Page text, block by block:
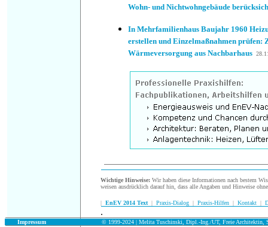
Wohn- und Nichtwohngebäude
In Mehrfamilienhaus Baujahr 1960
erstellen und Einzelmaßnahmen prüfen:
Wärmeversorgung aus Nachbarhaus
Wichtige Hinweise: Wir haben diese Informationen nach bestem
weisen ausdrücklich darauf hin, dass alle Angaben und Hinweise
| EnEV 2014 Text | Praxis-Dialog | Praxis-Hilfen | Kontakt |
.
Impressum © 1999-2024 | Melita Tuschinski, Dipl.-Ing./UT, Freie Architektin,